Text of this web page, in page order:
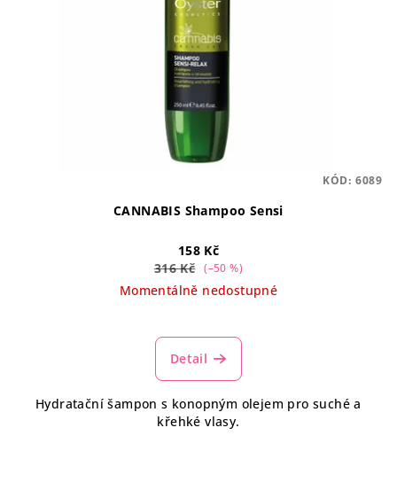
CANNABIS Shampoo Sensi
158 Kč
316 Kč (–50 %)
Momentálně nedostupné
hodnocení
produktu
z
5
Detail
Hydratační šampon s konopným olejem pro suché a
křehké vlasy.
KÓD: 6089